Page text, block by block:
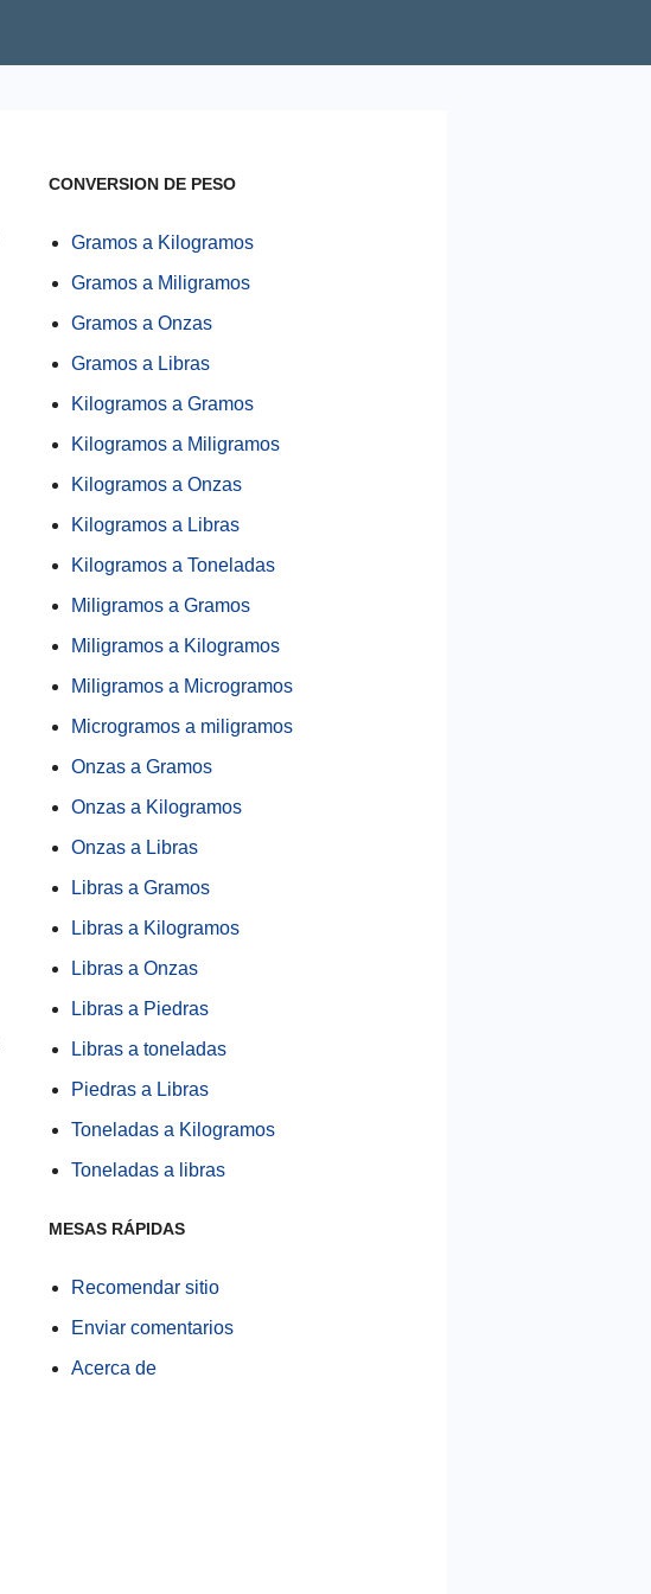
CONVERSION DE PESO
Gramos a Kilogramos
Gramos a Miligramos
Gramos a Onzas
Gramos a Libras
Kilogramos a Gramos
Kilogramos a Miligramos
Kilogramos a Onzas
Kilogramos a Libras
Kilogramos a Toneladas
Miligramos a Gramos
Miligramos a Kilogramos
Miligramos a Microgramos
Microgramos a miligramos
Onzas a Gramos
Onzas a Kilogramos
Onzas a Libras
Libras a Gramos
Libras a Kilogramos
Libras a Onzas
Libras a Piedras
Libras a toneladas
Piedras a Libras
Toneladas a Kilogramos
Toneladas a libras
MESAS RÁPIDAS
Recomendar sitio
Enviar comentarios
Acerca de